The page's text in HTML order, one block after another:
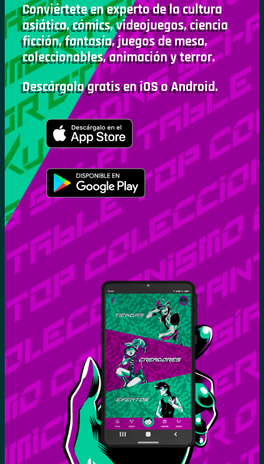
Conviértete en experto de la cultura
asiática, cómics, videojuegos, ciencia
ficción, fantasía, juegos de mesa,
coleccionables, animación y terror.
Descárgala gratis en iOS o Android.